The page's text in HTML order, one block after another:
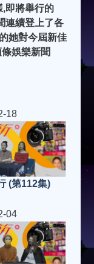
,即將舉行的
連續登上了各
她對今屆新佳
娛樂新聞
18
(第112集)
04